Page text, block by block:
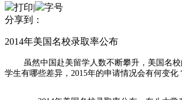
打印|
字号
分享到：
2014年美国名校录取率公布
虽然中国赴美留学人数不断攀升，美国名校
学生有哪些差异，2015年的申请情况会有何变化